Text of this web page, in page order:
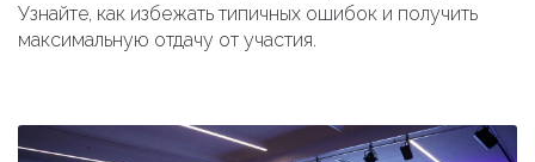
Узнайте, как избежать типичных ошибок и получить
максимальную отдачу от участия.